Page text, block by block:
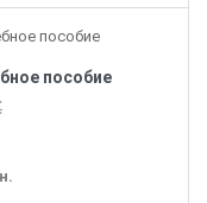
пособие